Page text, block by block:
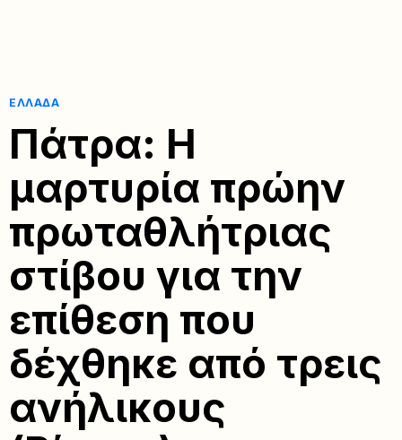
ΕΛΛΆΔΑ
Πάτρα: Η
μαρτυρία πρώην
πρωταθλήτριας
στίβου για την
επίθεση που
δέχθηκε από τρεις
ανήλικους